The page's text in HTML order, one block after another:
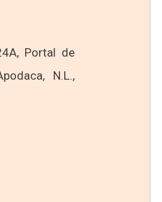
Portal de
N.L.,